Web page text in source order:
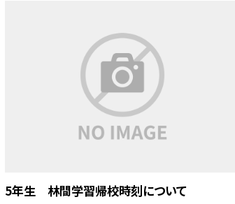
5年生 林間学習帰校時刻について